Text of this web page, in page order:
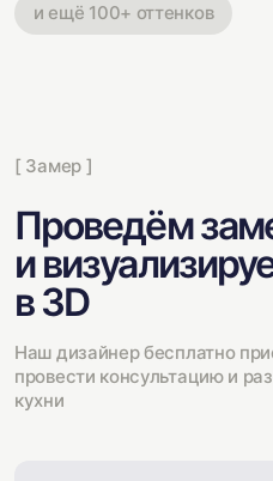
и ещё 100+ оттенков
[ Замер ]
Проведём
и
в 3D
Наш дизайнер бесплатно
провести консультацию и
кухни